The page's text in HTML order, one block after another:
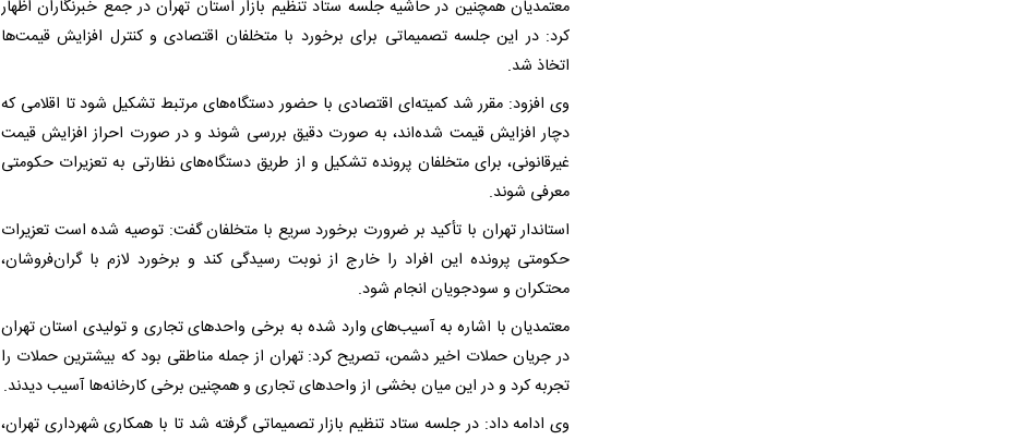
معتمدیان همچنین در حاشیه جلسه ستاد تنظیم بازار استان تهران در جمع خبرنگاران اظهار
کرد: در این جلسه تصمیماتی برای برخورد با متخلفان اقتصادی و کنترل افزایش قیمت‌ها
اتخاذ شد.
وی افزود: مقرر شد کمیته‌ای اقتصادی با حضور دستگاه‌های مرتبط تشکیل شود تا اقلامی که
دچار افزایش قیمت شده‌اند، به‌ صورت دقیق بررسی شوند و در صورت احراز افزایش قیمت
غیرقانونی، برای متخلفان پرونده تشکیل و از طریق دستگاه‌های نظارتی به تعزیرات حکومتی
معرفی شوند.
استاندار تهران با تأکید بر ضرورت برخورد سریع با متخلفان گفت: توصیه شده است تعزیرات
حکومتی پرونده این افراد را خارج از نوبت رسیدگی کند و برخورد لازم با گران‌فروشان،
محتکران و سودجویان انجام شود.
معتمدیان با اشاره به آسیب‌های وارد شده به برخی واحدهای تجاری و تولیدی استان تهران
در جریان حملات اخیر دشمن، تصریح کرد: تهران از جمله مناطقی بود که بیشترین حملات را
تجربه کرد و در این میان بخشی از واحدهای تجاری و همچنین برخی کارخانه‌ها آسیب دیدند.
وی ادامه داد: در جلسه ستاد تنظیم بازار تصمیماتی گرفته شد تا با همکاری شهرداری تهران،